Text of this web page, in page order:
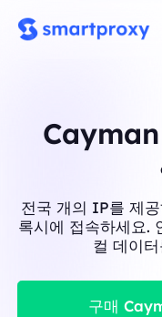
전국 개의 IP를 제
록시에 접속하세요.
컬 데이
구매